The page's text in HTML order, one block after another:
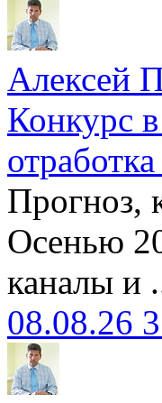
Алексей
Конкурс
Прогноз,
Осенью
каналы и
08.08.26